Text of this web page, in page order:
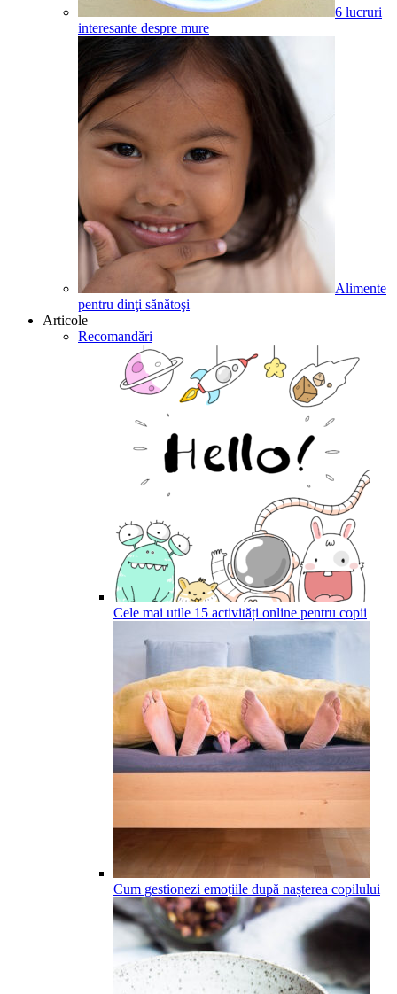
6 lucruri
interesante despre mure
Alimente
pentru dinţi sănătoşi
Articole
Recomandări
Cele mai utile 15 activități online pentru copii
Cum gestionezi emoțiile după nașterea copilului